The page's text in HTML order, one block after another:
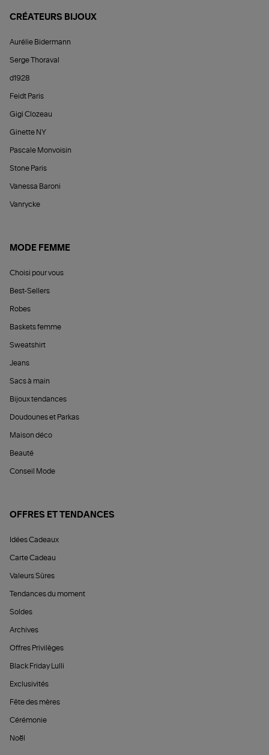
CRÉATEURS BIJOUX
Aurélie Bidermann
Serge Thoraval
d1928
Feidt Paris
Gigi Clozeau
Ginette NY
Pascale Monvoisin
Stone Paris
Vanessa Baroni
Vanrycke
MODE FEMME
Choisi pour vous
Best-Sellers
Robes
Baskets femme
Sweatshirt
Jeans
Sacs à main
Bijoux tendances
Doudounes et Parkas
Maison déco
Beauté
Conseil Mode
OFFRES ET TENDANCES
Idées Cadeaux
Carte Cadeau
Valeurs Sûres
Tendances du moment
Soldes
Archives
Offres Privilèges
Black Friday Lulli
Exclusivités
Fête des mères
Cérémonie
Noël